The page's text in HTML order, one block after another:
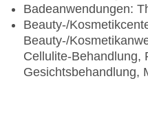
Badeanwendungen:
Beauty-/
Beauty-/
Cellulite-Behandlung,
Gesichtsbehandlung,